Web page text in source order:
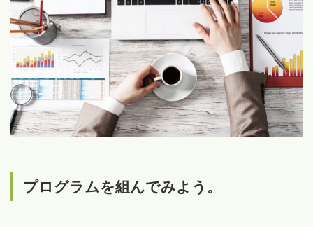
プログラムを組んでみよう。